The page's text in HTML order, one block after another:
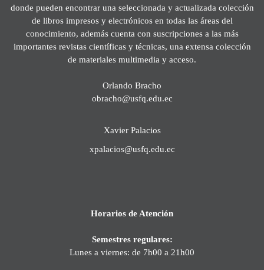
donde pueden encontrar una seleccionada y actualizada colección
de libros impresos y electrónicos en todas las áreas del
conocimiento, además cuenta con suscripciones a las más
importantes revistas científicas y técnicas, una extensa colección
de materiales multimedia y acceso.
Orlando Bracho
obracho@usfq.edu.ec
Xavier Palacios
xpalacios@usfq.edu.ec
Horarios de Atención
Semestres regulares:
Lunes a viernes: de 7h00 a 21h00